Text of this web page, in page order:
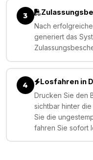
3
Nach
generiert das
4 Losfahren in
Drucken Sie den
sichtbar hinter
Sie die
fahren Sie sofort